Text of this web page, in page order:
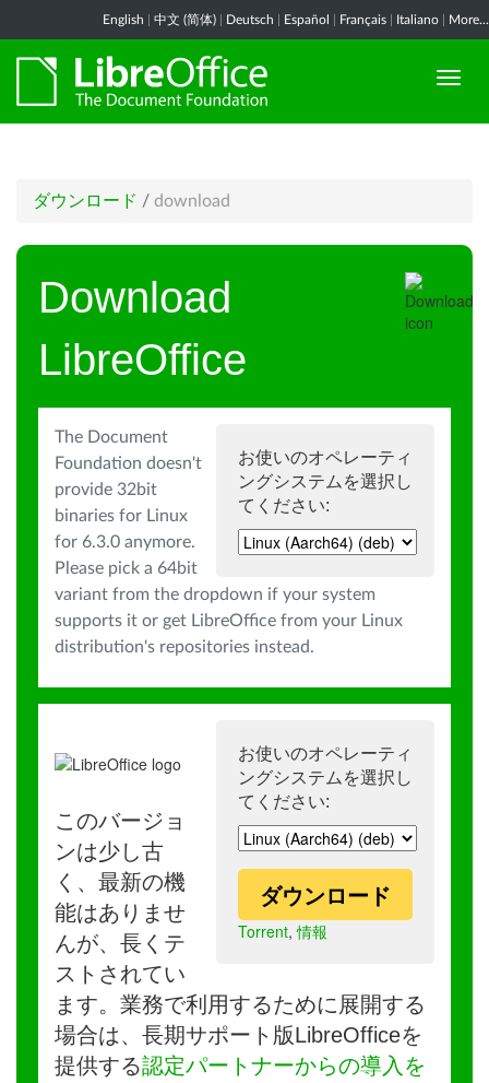
English 中文 (简体) Deutsch Español Français Italiano More...
ダウンロード / download
Download
LibreOffice
お使いのオペレーティ
ングシステムを選択し
てください:
The Document
Foundation doesn't
provide 32bit
binaries for Linux
for 6.3.0 anymore.
Please pick a 64bit
variant from the dropdown if your system
supports it or get LibreOffice from your Linux
distribution's repositories instead.
お使いのオペレーティ
ングシステムを選択し
てください:
ダウンロード
Torrent,情報
このバージョ
ンは少し古
く、最新の機
能はありませ
んが、長くテ
ストされてい
ます。業務で利用するために展開する
場合は、長期サポート版LibreOfficeを
提供する認定パートナーからの導入を